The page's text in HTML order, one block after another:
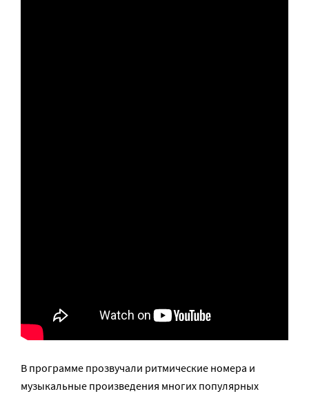
В программе прозвучали ритмические номера и
музыкальные произведения многих популярных